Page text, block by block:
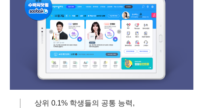
상위 0.1% 학생들의 공통 능력,